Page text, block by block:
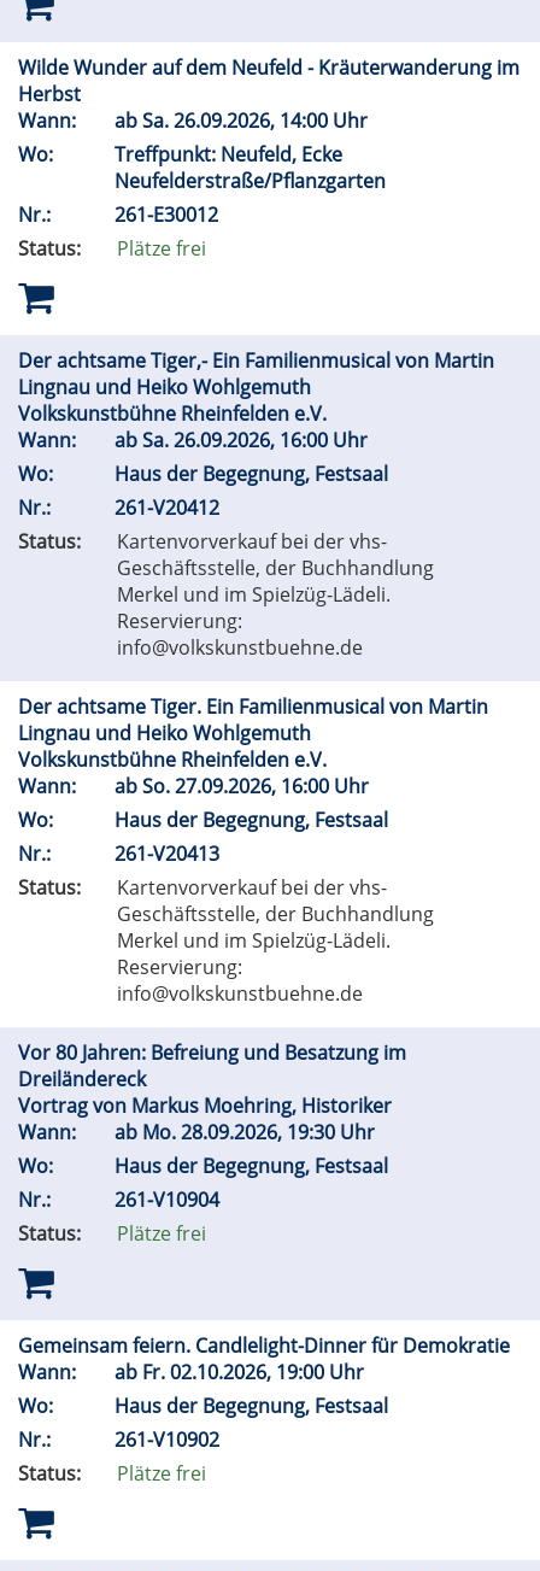
Wilde Wunder auf dem Neufeld - Kräuterwanderung im
Herbst
Wann:
abSa.26.09.2026, 14:00 Uhr
Wo:
Treffpunkt: Neufeld, Ecke
Neufelderstraße/Pflanzgarten
Nr.:
261-E30012
Status:
Plätze frei
Der achtsame Tiger,- Ein Familienmusical von Martin
Lingnau und Heiko Wohlgemuth
Volkskunstbühne Rheinfelden e.V.
Wann:
abSa.26.09.2026, 16:00 Uhr
Wo:
Haus der Begegnung, Festsaal
Nr.:
261-V20412
Status:
Kartenvorverkauf bei der vhs-
Geschäftsstelle, der Buchhandlung
Merkel und im Spielzüg-Lädeli.
Reservierung:
info@volkskunstbuehne.de
Der achtsame Tiger. Ein Familienmusical von Martin
Lingnau und Heiko Wohlgemuth
Volkskunstbühne Rheinfelden e.V.
Wann:
abSo.27.09.2026, 16:00 Uhr
Wo:
Haus der Begegnung, Festsaal
Nr.:
261-V20413
Status:
Kartenvorverkauf bei der vhs-
Geschäftsstelle, der Buchhandlung
Merkel und im Spielzüg-Lädeli.
Reservierung:
info@volkskunstbuehne.de
Vor 80 Jahren: Befreiung und Besatzung im
Dreiländereck
Vortrag von Markus Moehring, Historiker
Wann:
ab Mo.28.09.2026, 19:30 Uhr
Wo:
Haus der Begegnung, Festsaal
Nr.:
261-V10904
Status:
Plätze frei
Gemeinsam feiern. Candlelight-Dinner für Demokratie
Wann:
ab Fr.02.10.2026, 19:00 Uhr
Wo:
Haus der Begegnung, Festsaal
Nr.:
261-V10902
Status:
Plätze frei